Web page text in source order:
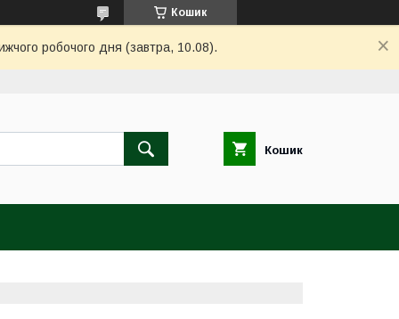
Кошик
робочого дня (завтра, 10.08).
Кошик